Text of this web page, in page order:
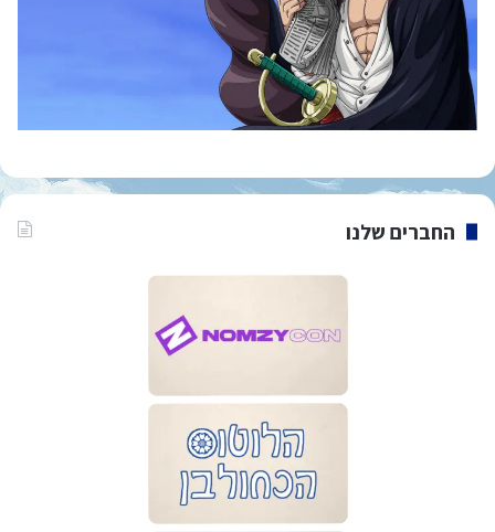
החברים שלנו